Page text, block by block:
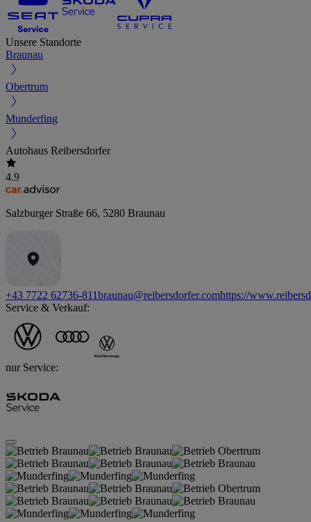
Unsere Standorte
Braunau
Obertrum
Munderfing
Autohaus Reibersdorfer
4.9
Salzburger Straße 66, 5280 Braunau
+43 7722 62736-811braunau@reibersdorfer.comhttps://
Service & Verkauf:
nur Service: